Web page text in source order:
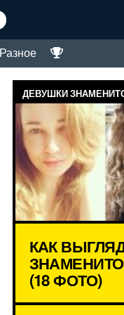
Разное
ДЕВУШКИ
КАК
(18 ФОТО)